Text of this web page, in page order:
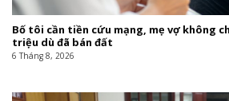
Bố tôi cần tiền cứu mạng, mẹ vợ không
triệu dù đã bán đất
6 Tháng 8, 2026